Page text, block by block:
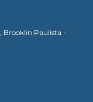
Brooklin Paulista -